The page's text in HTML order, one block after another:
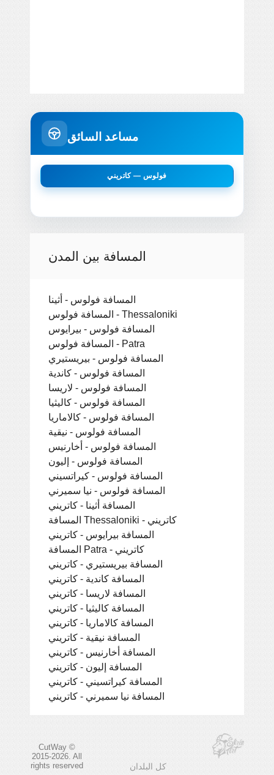
مساعد السائق
فولوس — كاتريني
المسافة بين المدن
المسافة فولوس - أثينا
المسافة فولوس - Thessaloniki
المسافة فولوس - بيرايوس
المسافة فولوس - Patra
المسافة فولوس - بيريستيري
المسافة فولوس - كاندية
المسافة فولوس - لاريسا
المسافة فولوس - كاليثيا
المسافة فولوس - كالاماريا
المسافة فولوس - نيقية
المسافة فولوس - أخارنيس
المسافة فولوس - إليون
المسافة فولوس - كيراتسيني
المسافة فولوس - نيا سميرني
المسافة أثينا - كاتريني
المسافة Thessaloniki - كاتريني
المسافة بيرايوس - كاتريني
المسافة Patra - كاتريني
المسافة بيريستيري - كاتريني
المسافة كاندية - كاتريني
المسافة لاريسا - كاتريني
المسافة كاليثيا - كاتريني
المسافة كالاماريا - كاتريني
المسافة نيقية - كاتريني
المسافة أخارنيس - كاتريني
المسافة إليون - كاتريني
المسافة كيراتسيني - كاتريني
المسافة نيا سميرني - كاتريني
CutWay ©
2015-2026. All
rights reserved
كل البلدان